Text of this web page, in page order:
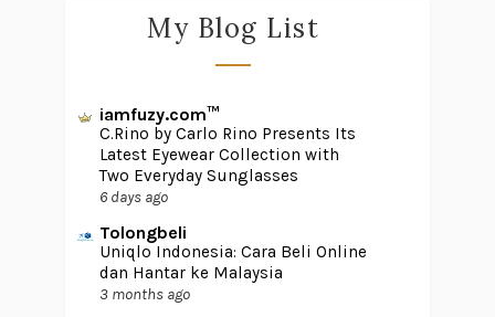
My Blog List
iamfuzy.com™
C.Rino by Carlo Rino Presents Its
Latest Eyewear Collection with
Two Everyday Sunglasses
6 days ago
Tolongbeli
Uniqlo Indonesia: Cara Beli Online
dan Hantar ke Malaysia
3 months ago